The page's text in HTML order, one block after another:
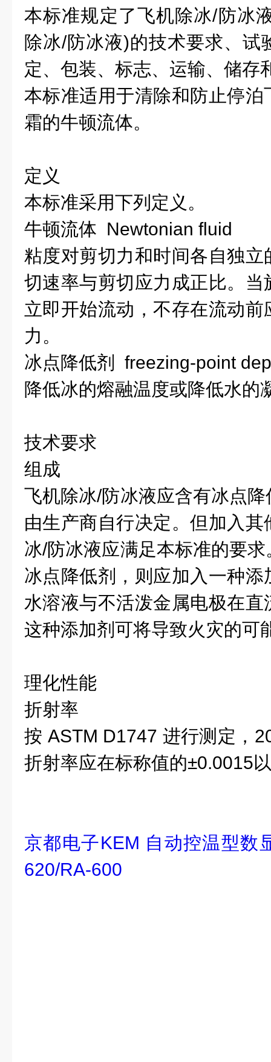
本标准规定了飞机除冰/防冰
除冰/防冰液)的技术要求、试
定、包装、标志、运输、储存
本标准适用于清除和防止停
霜的牛顿流体。
定义
本标准采用下列定义。
牛顿流体 Newtonian fluid
粘度对剪切力和时间各自独
切速率与剪切应力成正比。
立即开始流动，不存在流动
力。
冰点降低剂 freezing-point
降低冰的熔融温度或降低水的
技术要求
组成
飞机除冰/防冰液应含有冰点
由生产商自行决定。但加入
冰/防冰液应满足本标准的要
冰点降低剂，则应加入一种
水溶液与不活泼金属电极在
这种添加剂可将导致火灾的可
理化性能
折射率
按 ASTM D1747 进行测定，
折射率应在标称值的±0.0015
京都电子KEM 自动控温型数
620/RA-600